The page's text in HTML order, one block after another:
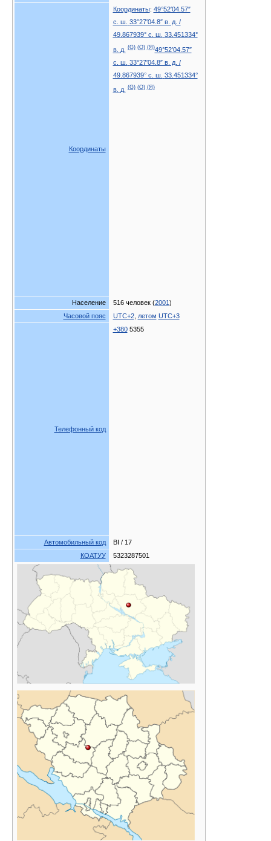
Координаты
Координаты: 49°52′04.57″
с. ш. 33°27′04.8″ в. д. /
49.867939° с. ш. 33.451334°
в. д. (G) (O) (Я)49°52′04.57″
с. ш. 33°27′04.8″ в. д. /
49.867939° с. ш. 33.451334°
в. д. (G) (O) (Я)
Население 516 человек (2001)
Часовой пояс
UTC+2, летом UTC+3
Телефонный код
+3805355
Автомобильный код
BI / 17
КОАТУУ
5323287501